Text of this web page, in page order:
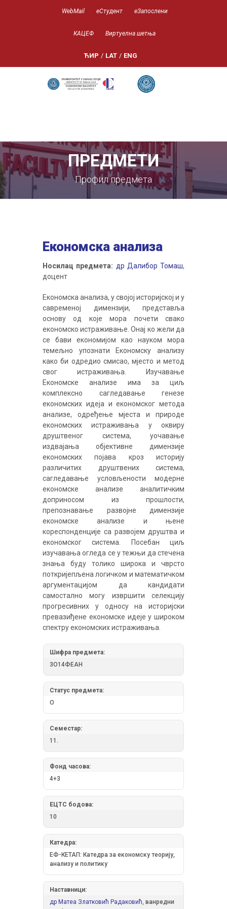
WebMail еСтудент еЗапослени
КАЦЕФ Виртуелна шетња
ЋИР / LAT / ENG
ПРЕДМЕТИ
Профил предмета
Економска анализа
Носилац предмета: др Далибор Томаш,
доцент
Економска анализа, у својој историјској и у
савременој димензији, представља
основу од које мора почети свако
економско истраживање. Онај ко жели да
се бави економијом као науком мора
темељно упознати Економску анализу
како би одредио смисао, мјесто и метод
свог истраживања. Изучавање
Економске анализе има за циљ
комплексно сагледавање генезе
економских идеја и економског метода
анализе, одређење мјеста и природе
економских истраживања у оквиру
друштвеног система, уочавање
издвајања објективне димензије
економских појава кроз историју
различитих друштвених система,
сагледавање условљености модерне
економске анализе аналитичким
доприносом из прошлости,
препознавање развојне димензије
економске анализе и њене
кореспонденције са развојем друштва и
економског система. Посебан циљ
изучавања огледа се у тежњи да стечена
знања буду толико широка и чврсто
поткријепљена логичком и математичком
аргументацијом да кандидати
самостално могу извршити селекцију
прогресивних у односу на историјски
превазиђене економске идеје у широком
спектру економских истраживања.
Шифра предмета:
3О14ФЕАН
Статус предмета:
О
Семестар:
11.
Фонд часова:
4+3
ЕЦТС бодова:
10
Катедра:
ЕФ-КЕТАП: Катедра за економску теорију,
анализу и политику
Наставници:
др Матеа Златковић Радаковић, ванредни